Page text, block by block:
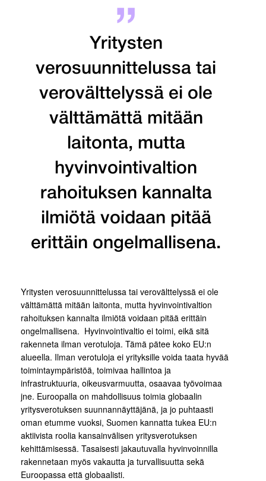
Yritysten
verosuunnittelussa tai
verovälttelyssä ei ole
välttämättä mitään
laitonta, mutta
hyvinvointivaltion
rahoituksen kannalta
ilmiötä voidaan pitää
erittäin ongelmallisena.
Yritysten verosuunnittelussa tai verovälttelyssä ei ole
välttämättä mitään laitonta, mutta hyvinvointivaltion
rahoituksen kannalta ilmiötä voidaan pitää erittäin
ongelmallisena. Hyvinvointivaltio ei toimi, eikä sitä
rakenneta ilman verotuloja. Tämä pätee koko EU:n
alueella. Ilman verotuloja ei yrityksille voida taata hyvää
toimintaympäristöä, toimivaa hallintoa ja
infrastruktuuria, oikeusvarmuutta, osaavaa työvoimaa
jne. Euroopalla on mahdollisuus toimia globaalin
yritysverotuksen suunnannäyttäjänä, ja jo puhtaasti
oman etumme vuoksi, Suomen kannatta tukea EU:n
aktiivista roolia kansainvälisen yritysverotuksen
kehittämisessä. Tasaisesti jakautuvalla hyvinvoinnilla
rakennetaan myös vakautta ja turvallisuutta sekä
Euroopassa että globaalisti.